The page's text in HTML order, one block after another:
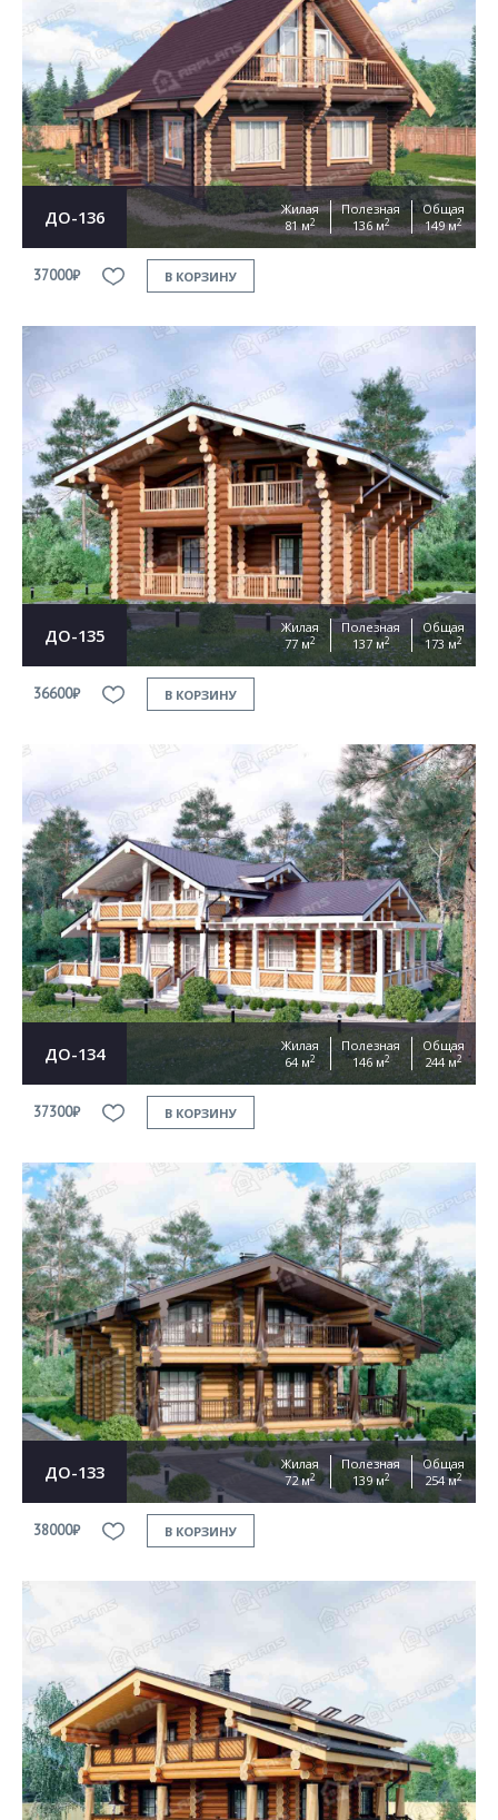
ДО-136
Жилая
81 м2
Полезная
136 м2
Общая
149 м2
37000₽ В КОРЗИНУ
ДО-135
Жилая
77 м2
Полезная
137 м2
Общая
173 м2
36600₽ В КОРЗИНУ
ДО-134
Жилая
64 м2
Полезная
146 м2
Общая
244 м2
37300₽ В КОРЗИНУ
ДО-133
Жилая
72 м2
Полезная
139 м2
Общая
254 м2
38000₽ В КОРЗИНУ